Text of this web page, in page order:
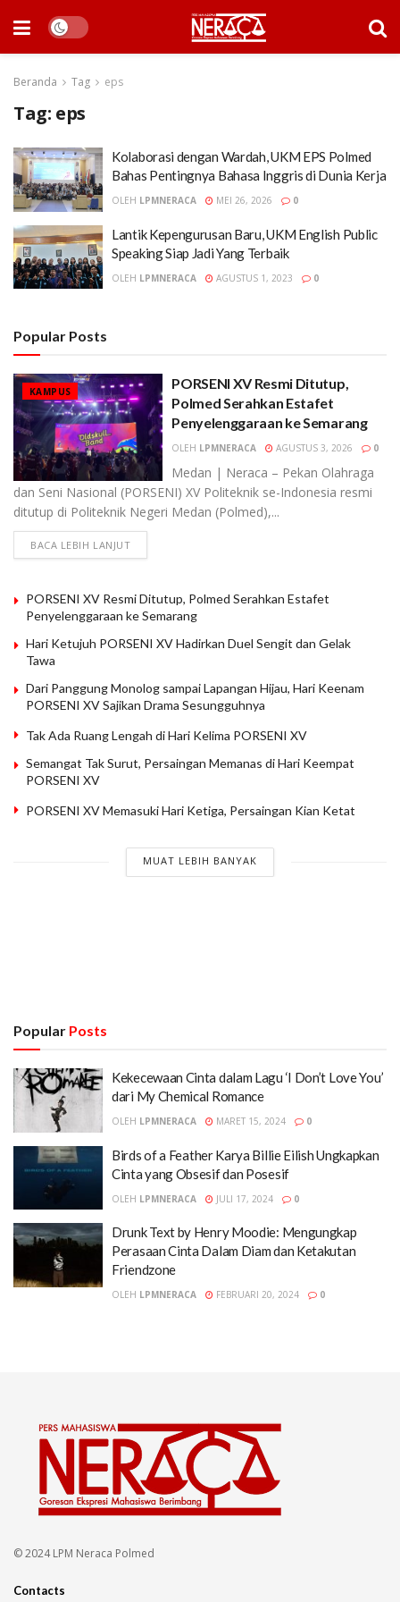
Beranda Tag eps
Tag: eps
Kolaborasi dengan Wardah, UKM EPS Polmed
Bahas Pentingnya Bahasa Inggris di Dunia Kerja
OLEH LPMNERACA MEI 26, 2026 0
Lantik Kepengurusan Baru, UKM English Public
Speaking Siap Jadi Yang Terbaik
OLEH LPMNERACA AGUSTUS 1, 2023 0
Popular Posts
KAMPUS
PORSENI XV Resmi Ditutup,
Polmed Serahkan Estafet
Penyelenggaraan ke Semarang
OLEH LPMNERACA AGUSTUS 3, 2026 0
Medan | Neraca – Pekan Olahraga
dan Seni Nasional (PORSENI) XV Politeknik se-Indonesia resmi
ditutup di Politeknik Negeri Medan (Polmed),...
BACA LEBIH LANJUT
PORSENI XV Resmi Ditutup, Polmed Serahkan Estafet
Penyelenggaraan ke Semarang
Hari Ketujuh PORSENI XV Hadirkan Duel Sengit dan Gelak
Tawa
Dari Panggung Monolog sampai Lapangan Hijau, Hari Keenam
PORSENI XV Sajikan Drama Sesungguhnya
Tak Ada Ruang Lengah di Hari Kelima PORSENI XV
Semangat Tak Surut, Persaingan Memanas di Hari Keempat
PORSENI XV
PORSENI XV Memasuki Hari Ketiga, Persaingan Kian Ketat
MUAT LEBIH BANYAK
Popular Posts
Kekecewaan Cinta dalam Lagu ‘I Don’t Love You’
dari My Chemical Romance
OLEH LPMNERACA MARET 15, 2024 0
Birds of a Feather Karya Billie Eilish Ungkapkan
Cinta yang Obsesif dan Posesif
OLEH LPMNERACA JULI 17, 2024 0
Drunk Text by Henry Moodie: Mengungkap
Perasaan Cinta Dalam Diam dan Ketakutan
Friendzone
OLEH LPMNERACA FEBRUARI 20, 2024 0
© 2024 LPM Neraca Polmed
Contacts